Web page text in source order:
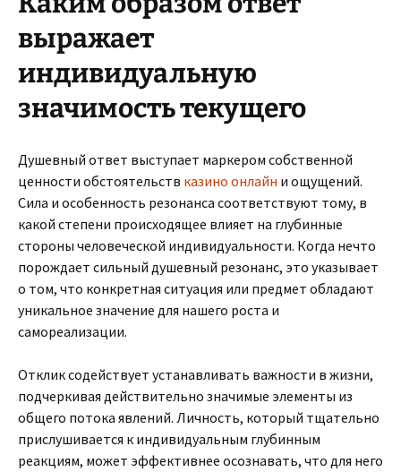
выражает
индивидуальную
значимость текущего
Душевный ответ выступает маркером собственной
ценности обстоятельств казино онлайн и ощущений.
Сила и особенность резонанса соответствуют тому, в
какой степени происходящее влияет на глубинные
стороны человеческой индивидуальности. Когда нечто
порождает сильный душевный резонанс, это указывает
о том, что конкретная ситуация или предмет обладают
уникальное значение для нашего роста и
самореализации.
Отклик содействует устанавливать важности в жизни,
подчеркивая действительно значимые элементы из
общего потока явлений. Личность, который тщательно
прислушивается к индивидуальным глубинным
реакциям, может эффективнее осознавать, что для него